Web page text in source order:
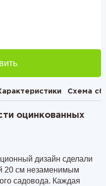
Схема
оцинкованных
дизайн сделали
20 см незаменимым
садовода. Каждая